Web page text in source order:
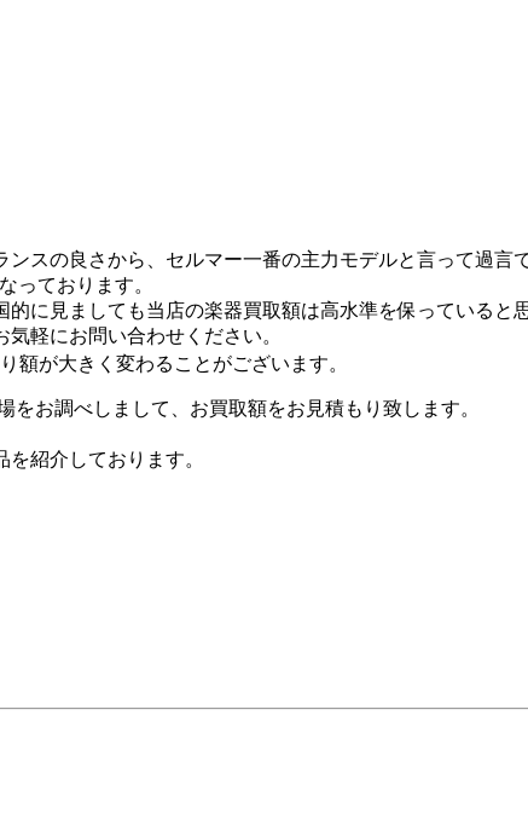
スの良さから、セルマー一番の主力モデルと言って過言
っております。
に見ましても当店の楽器買取額は高水準を保っていると
軽にお問い合わせください。
が大きく変わることがございます。
お調べしまして、お買取額をお見積もり致します。
紹介しております。